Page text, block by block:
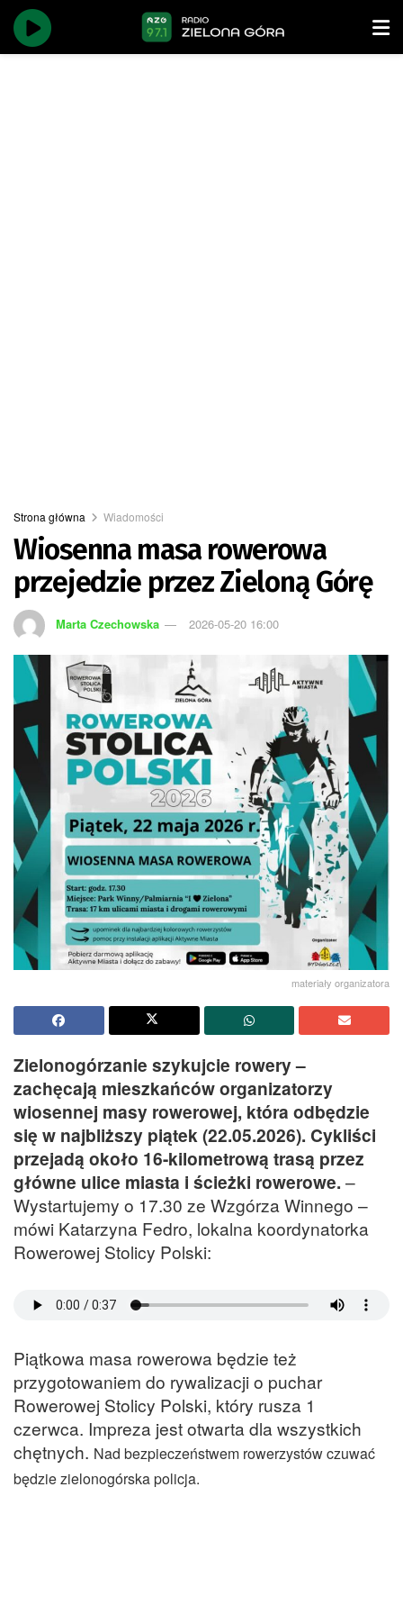
Strona główna Wiadomości
Wiosenna masa rowerowa
przejedzie przez Zieloną Górę
Marta Czechowska 2026-05-20 16:00
materiały organizatora
Zielonogórzanie szykujcie rowery –
zachęcają mieszkańców organizatorzy
wiosennej masy rowerowej, która odbędzie
się w najbliższy piątek (22.05.2026). Cykliści
przejadą około 16-kilometrową trasą przez
główne ulice miasta i ścieżki rowerowe. –
Wystartujemy o 17.30 ze Wzgórza Winnego –
mówi Katarzyna Fedro, lokalna koordynatorka
Rowerowej Stolicy Polski:
Piątkowa masa rowerowa będzie też
przygotowaniem do rywalizacji o puchar
Rowerowej Stolicy Polski, który rusza 1
czerwca. Impreza jest otwarta dla wszystkich
chętnych. Nad bezpieczeństwem rowerzystów czuwać
będzie zielonogórska policja.